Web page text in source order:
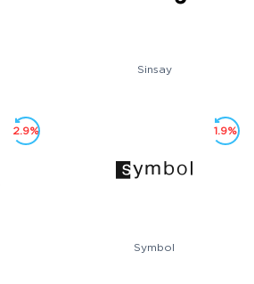
Sinsay
2.9%
Symbol
1.9%